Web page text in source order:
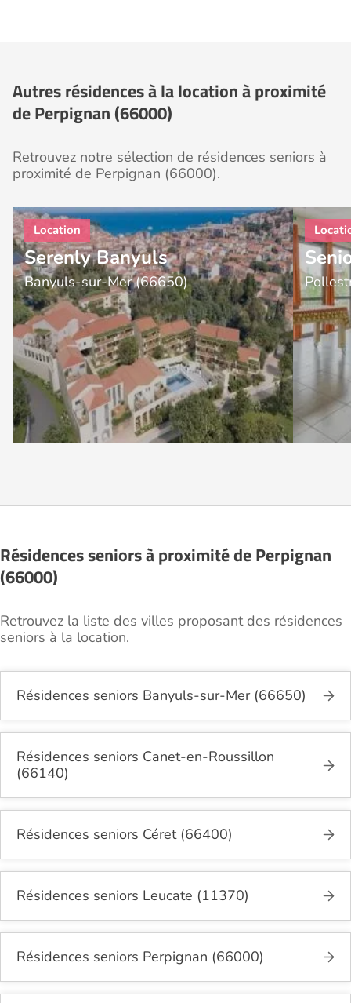
Autres résidences à la location à proximité
de Perpignan (66000)
Retrouvez notre sélection de résidences seniors à
proximité de Perpignan (66000).
Serenly Banyuls
Banyuls-sur-Mer (66650)
Résidences seniors à proximité de Perpignan
(66000)
Retrouvez la liste des villes proposant des résidences
seniors à la location.
Résidences seniors Banyuls-sur-Mer (66650)
Résidences seniors Canet-en-Roussillon
(66140)
Résidences seniors Céret (66400)
Résidences seniors Leucate (11370)
Résidences seniors Perpignan (66000)